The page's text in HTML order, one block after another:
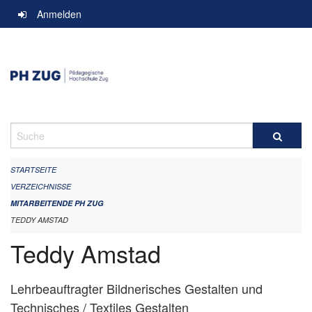
Navigation
überspringen
Anmelden
Suche
STARTSEITE
VERZEICHNISSE
MITARBEITENDE PH ZUG
TEDDY AMSTAD
Teddy Amstad
Lehrbeauftragter Bildnerisches Gestalten und
Technisches / Textiles Gestalten